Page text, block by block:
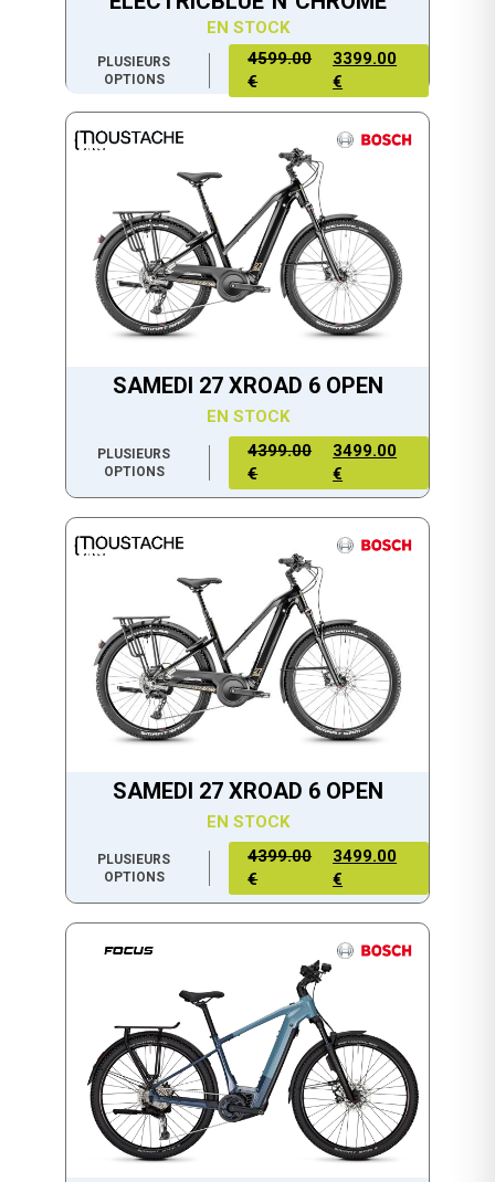
EN STOCK
PLUSIEURS
OPTIONS
4599.00
€
3399.00
€
SAMEDI 27 XROAD 6 OPEN
EN STOCK
PLUSIEURS
OPTIONS
4399.00
€
3499.00
€
SAMEDI 27 XROAD 6 OPEN
EN STOCK
PLUSIEURS
OPTIONS
4399.00
€
3499.00
€